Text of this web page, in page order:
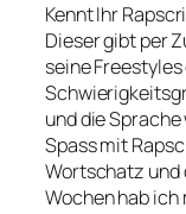
Kennt Ihr
Dieser gibt per
seine
und die
Spass mit
Wortschatz und
Wochen hab